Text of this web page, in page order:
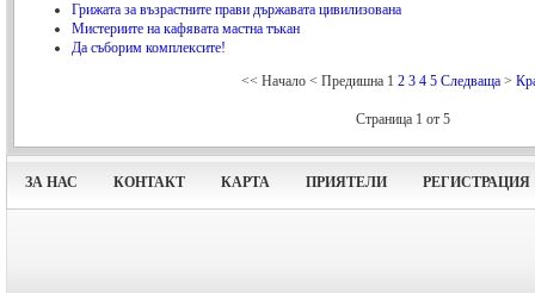
Грижата за възрастните прави държавата цивилизована
Мистериите на кафявата мастна тъкан
Да съборим комплексите!
<< Начало< Предишна 1 2 3 4 5 Следваща>
Страница 1 от 5
ЗА НАС КОНТАКТ КАРТА ПРИЯТЕЛИ РЕГИСТРАЦИЯ